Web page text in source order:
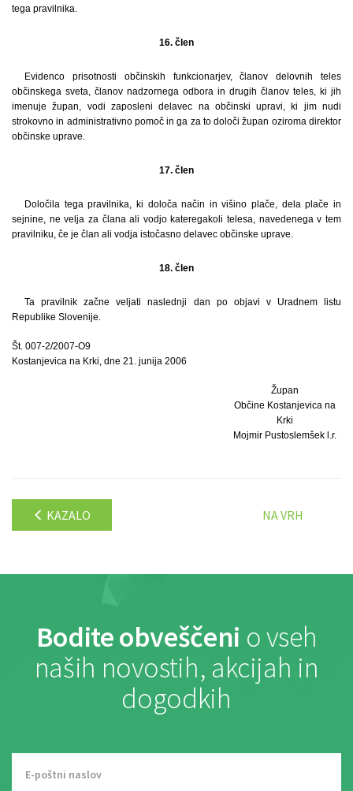
tega pravilnika.
16. člen
Evidenco prisotnosti občinskih funkcionarjev, članov delovnih teles
občinskega sveta, članov nadzornega odbora in drugih članov teles, ki jih
imenuje župan, vodi zaposleni delavec na občinski upravi, ki jim nudi
strokovno in administrativno pomoč in ga za to določi župan oziroma direktor
občinske uprave.
17. člen
Določila tega pravilnika, ki določa način in višino plače, dela plače in
sejnine, ne velja za člana ali vodjo kateregakoli telesa, navedenega v tem
pravilniku, če je član ali vodja istočasno delavec občinske uprave.
18. člen
Ta pravilnik začne veljati naslednji dan po objavi v Uradnem listu
Republike Slovenije.
Št. 007-2/2007-O9
Kostanjevica na Krki, dne 21. junija 2006
Župan
Občine Kostanjevica na
Krki
Mojmir Pustoslemšek l.r.
KAZALO NA VRH
Bodite obveščeni o vseh
naših novostih, akcijah in
dogodkih